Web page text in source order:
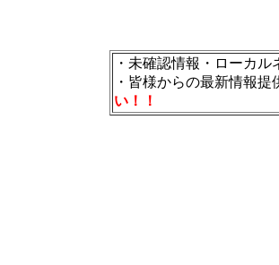
・未確認情報・ローカル
・皆様からの最新情報
い！！